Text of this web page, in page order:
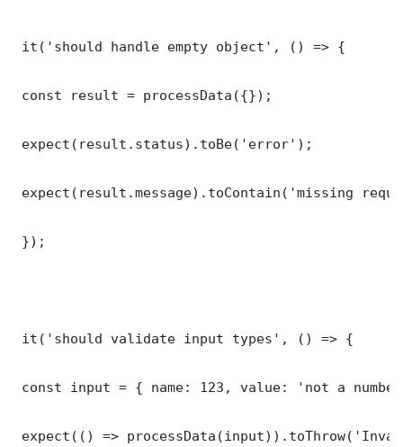
it('should handle empty object', () => {
const result = processData({});
expect(result.status).toBe('error');
expect(result.message).toContain('missing
});
it('should validate input types', () => {
const input = { name: 123, value: 'not a
expect(() =>